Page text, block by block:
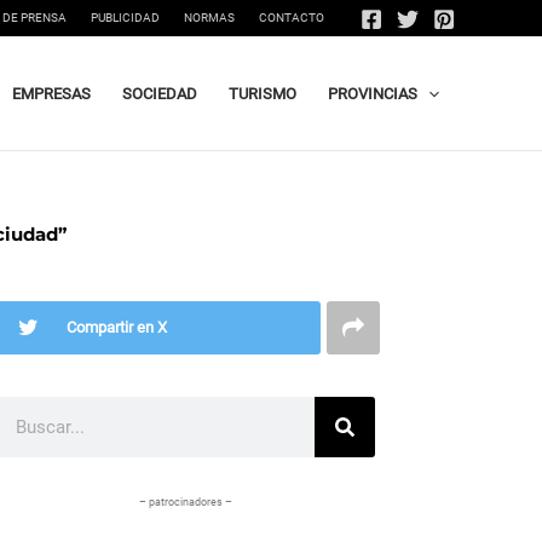
PRENSA PUBLICIDAD NORMAS CONTACTO
EMPRESAS SOCIEDAD TURISMO PROVINCIAS
Compartir en X
– patrocinadores –